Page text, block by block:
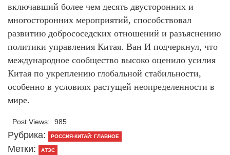
включавший более чем десять двусторонних и
многосторонних мероприятий, способствовал
развитию добрососедских отношений и разъяснению
политики управления Китая. Ван И подчеркнул, что
международное сообщество высоко оценило усилия
Китая по укреплению глобальной стабильности,
особенно в условиях растущей неопределенности в
мире.
Post Views: 985
Рубрика: РОССИЯ-КИТАЙ: ГЛАВНОЕ
Метки: АТЭС